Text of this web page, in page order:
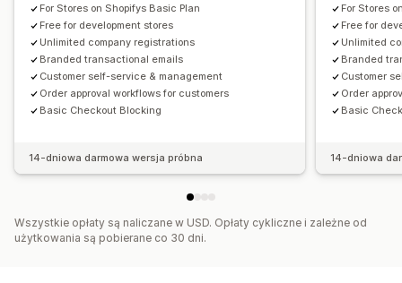
For Stores on Shopifys Basic Plan
Free for development stores
Unlimited company registrations
Branded transactional emails
Customer self-service & management
Order approval workflows for customers
Basic Checkout Blocking
14-dniowa darmowa wersja próbna
For Stores
Free for
Unlimited
Branded
Customer
Order
Basic
14-dniowa
Wszystkie opłaty są naliczane w USD. Opłaty cykliczne i zależne od
użytkowania są pobierane co 30 dni.